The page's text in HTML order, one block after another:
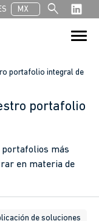
MX search
Search Button
portafolio integral de
portafolio
portafolios más
en materia de
de soluciones